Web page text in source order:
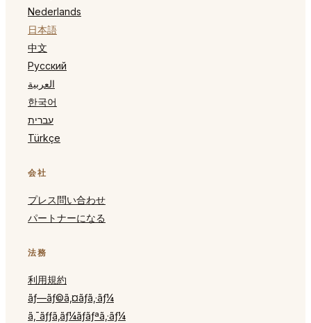
Nederlands
日本語
中文
Русский
العربية
한국어
עברית
Türkçe
会社
プレス問い合わせ
パートナーになる
法務
利用規約
ãƒ—ãƒ©ã‚¤ãƒã‚·ãƒ¼
ã‚¯ãƒƒã‚­ãƒ¼ãƒãƒªã‚·ãƒ¼
Englishを使用しますか?
AppointmentTrader をその言語に切り替えますか?
現在の言語を維持する